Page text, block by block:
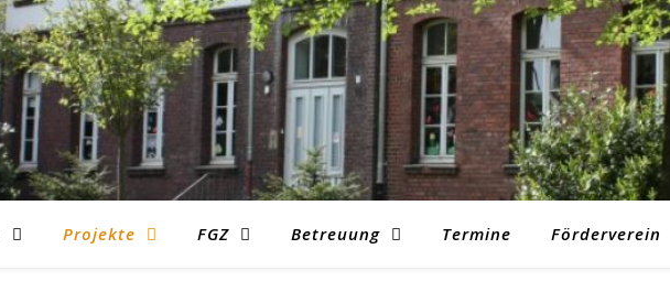
Projekte FGZ Betreuung Termine Förderverein